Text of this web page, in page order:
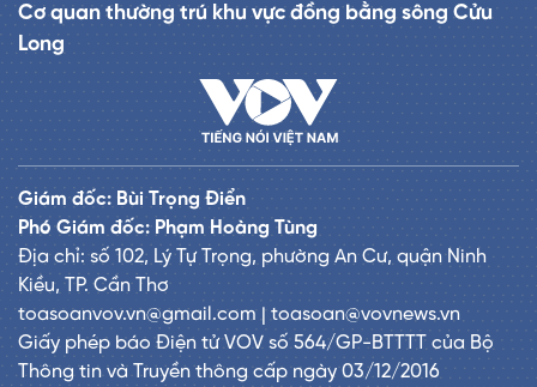
Cơ quan thường trú khu vực đồng bằng sông Cửu
Long
Giám đốc: Bùi Trọng Điển
Phó Giám đốc: Phạm Hoàng Tùng
Địa chỉ: số 102, Lý Tự Trọng, phường An Cư, quận Ninh
Kiều, TP. Cần Thơ
toasoanvov.vn@gmail.com | toasoan@vovnews.vn
Giấy phép báo Điện tử VOV số 564/GP-BTTTT của Bộ
Thông tin và Truyền thông cấp ngày 03/12/2016